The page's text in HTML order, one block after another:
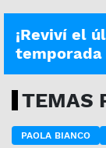
¡Reviví el
temporada
TEMAS
PAOLA BIANCO